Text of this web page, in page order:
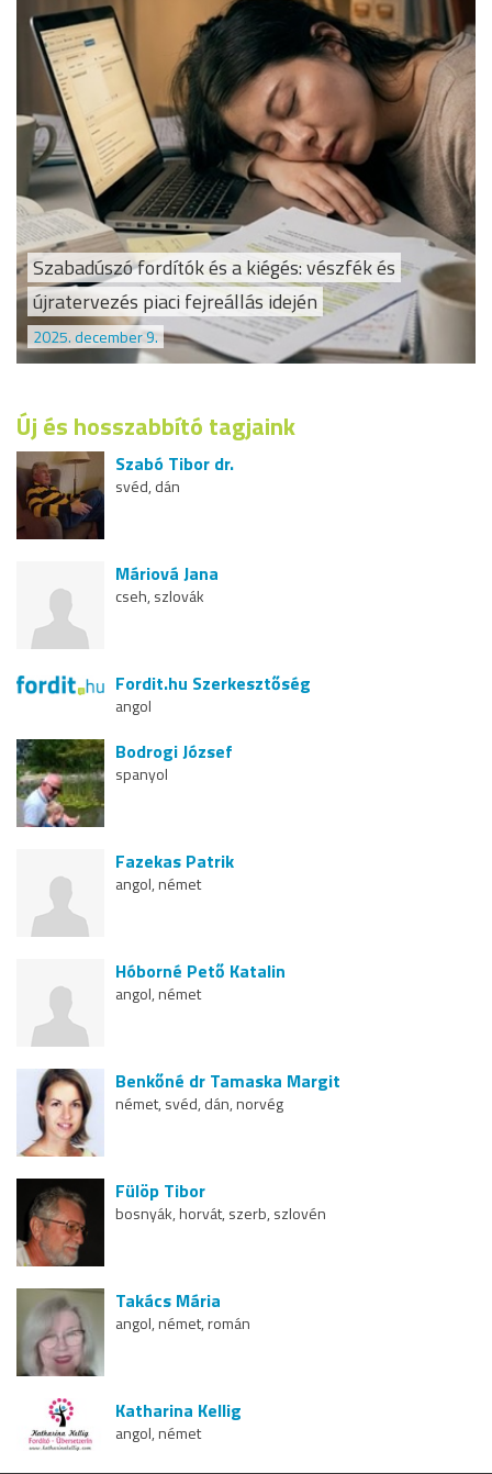
Szabadúszó fordítók és a kiégés: vészfék és
újratervezés piaci fejreállás idején
2025. december 9.
Új és hosszabbító tagjaink
Szabó Tibor dr.
svéd, dán
Máriová Jana
cseh, szlovák
Fordit.hu Szerkesztőség
angol
Bodrogi József
spanyol
Fazekas Patrik
angol, német
Hóborné Pető Katalin
angol, német
Benkőné dr Tamaska Margit
német, svéd, dán, norvég
Fülöp Tibor
bosnyák, horvát, szerb, szlovén
Takács Mária
angol, német, román
Katharina Kellig
angol, német